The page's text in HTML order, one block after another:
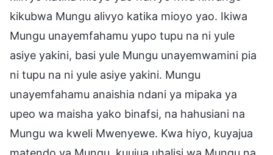
kikubwa Mungu alivyo katika mioyo yao. Ikiwa
Mungu unayemfahamu yupo tupu na ni yule
asiye yakini, basi yule Mungu unayemwamini pia
ni tupu na ni yule asiye yakini. Mungu
unayemfahamu anaishia ndani ya mipaka ya
upeo wa maisha yako binafsi, na hahusiani na
Mungu wa kweli Mwenyewe. Kwa hiyo, kuyajua